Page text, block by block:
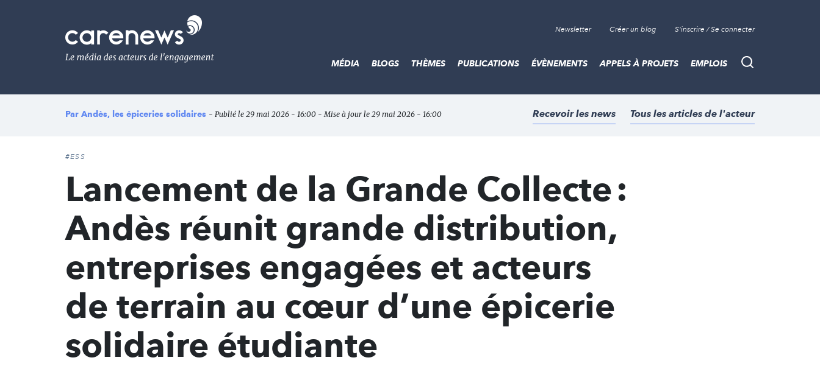
Le
média
de
l'engagement
Newsletter Créer un blog S'inscrire / Se connecter
Recherche
MÉDIA BLOGS THÈMES PUBLICATIONS ÉVÈNEMENTS APPELS À PROJETS EMPLOIS
Par Andès, les épiceries solidaires - Publié le 29 mai 2026 - 16:00 - Mise à jour le 29 mai 2026 - 16:00 Recevoir les news Tous les articles de l'acteur
#ESS
Lancement de la Grande Collecte :
Andès réunit grande distribution,
entreprises engagées et acteurs
de terrain au cœur d’une épicerie
solidaire étudiante